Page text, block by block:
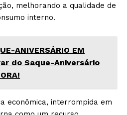
melhorando a qualidade de
interno.
ANIVERSÁRIO EM
do Saque-Aniversário
econômica, interrompida em